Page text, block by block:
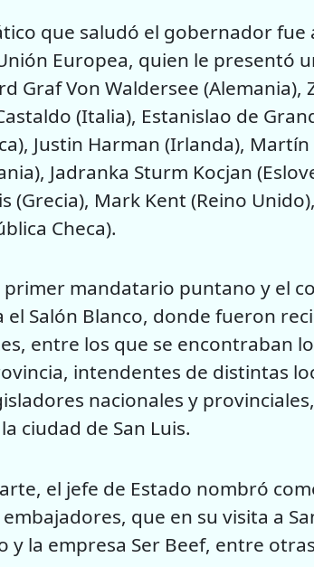
que saludó el gobernador fue
Europea, quien le presentó
Graf Von Waldersee (Alemania),
(Italia), Estanislao de
Justin Harman (Irlanda),
Jadranka Sturm Kocjan
(Grecia), Mark Kent (Reino
Checa).
primer mandatario puntano y el
Salón Blanco, donde fueron
entre los que se encontraban
intendentes de distintas
nacionales y
ciudad de San Luis.
el jefe de Estado nombró
embajadores, que en su visita a
y la empresa Ser Beef, entre